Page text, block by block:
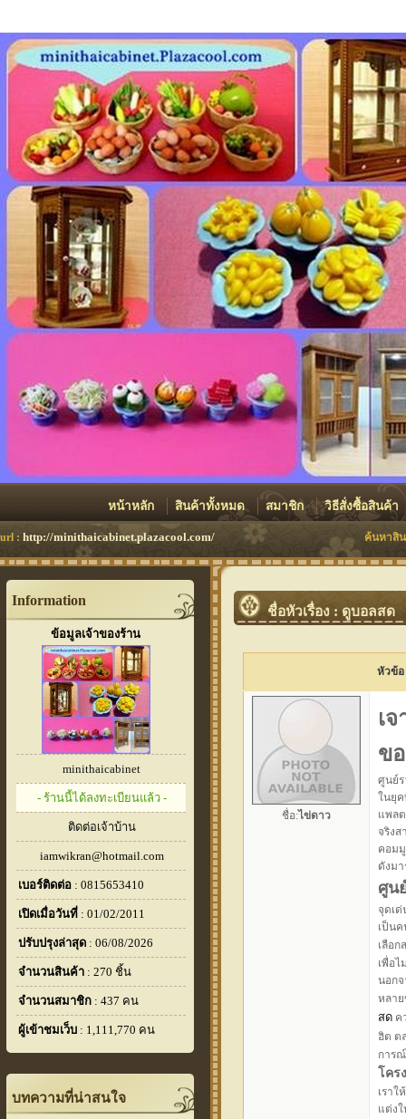
หน้าหลัก สินค้าทั้งหมด สมาชิก วิธีสั่งซื้อสินค้า
url : http://minithaicabinet.plazacool.com/ ค้นหาสิ
Information
ข้อมูลเจ้าของร้าน
minithaicabinet
- ร้านนี้ได้ลงทะเบียนแล้ว -
ติดต่อเจ้าบ้าน
iamwikran@hotmail.com
เบอร์ติดต่อ : 0815653410
เปิดเมื่อวันที่ : 01/02/2011
ปรับปรุงล่าสุด : 06/08/2026
จำนวนสินค้า : 270 ชิ้น
จำนวนสมาชิก : 437 คน
ผู้เข้าชมเว็บ : 1,111,770 คน
บทความที่น่าสนใจ
ชื่อหัวเรื่อง : ดูบอลสด
หัวข้
ชื่อ:ไข่ดาว
เ
ข
ศูนย์ร
ในยุค
แพล
จริง
คอม
ดังม
ศูน
จุดเ
เป็น
เลือ
เพื่อ
นอก
หลาย
สด ค
ฮิต ต
การ
โคร
เรา
แต่ง